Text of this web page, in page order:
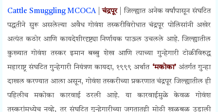
Cattle Smuggling MCOCA|चंद्रपूर| जिल्ह्यात अनेक वर्षांपासून संघटित
पद्धतीने सुरू असलेल्या अवैध गोवंश तस्करीविरोधात चंद्रपूर पोलिसांनी अखेर
अत्यंत कठोर आणि कायदेशीरदृष्ट्या निर्णायक पाऊल उचलले आहे. जिल्ह्यातील
कुख्यात गोवंश तस्कर इमान बब्बु शेख आणि त्याच्या गुन्हेगारी टोळीविरुद्ध
महाराष्ट्र संघटित गुन्हेगारी नियंत्रण कायदा, १९९९ अर्थात ‘मकोका’अंतर्गत गुन्हा
दाखल करण्यात आला असून, गोवंश तस्करीच्या प्रकरणात चंद्रपूर जिल्ह्यातील ही
पहिलीच मकोका कारवाई ठरली आहे. या कारवाईमुळे केवळ गोवंश
तस्करांमध्येच नव्हे, तर संघटित गुन्हेगारीच्या जगतातही मोठी खळबळ उडाली